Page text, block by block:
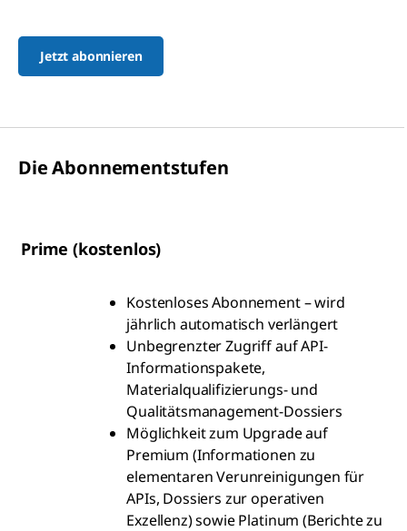
Jetzt abonnieren
Die Abonnementstufen
Prime (kostenlos)
Kostenloses Abonnement – wird
jährlich automatisch verlängert
Unbegrenzter Zugriff auf API-
Informationspakete,
Materialqualifizierungs- und
Qualitätsmanagement-Dossiers
Möglichkeit zum Upgrade auf
Premium (Informationen zu
elementaren Verunreinigungen für
APIs, Dossiers zur operativen
Exzellenz) sowie Platinum (Berichte zu